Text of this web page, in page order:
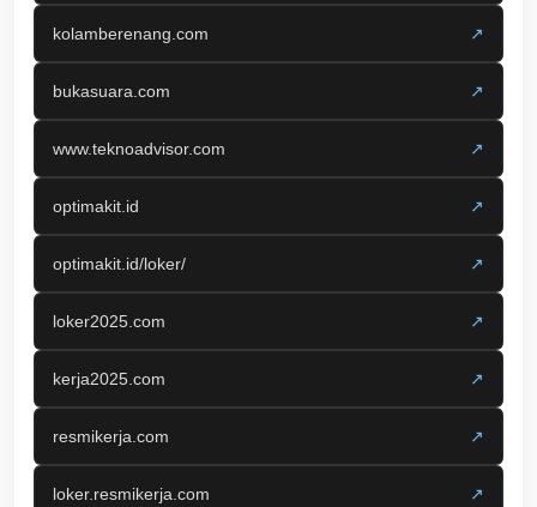
kolamberenang.com ↗
bukasuara.com ↗
www.teknoadvisor.com ↗
optimakit.id ↗
optimakit.id/loker/ ↗
loker2025.com ↗
kerja2025.com ↗
resmikerja.com ↗
loker.resmikerja.com ↗